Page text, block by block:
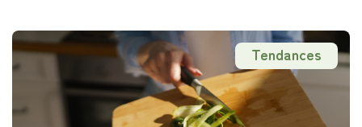
Tendances